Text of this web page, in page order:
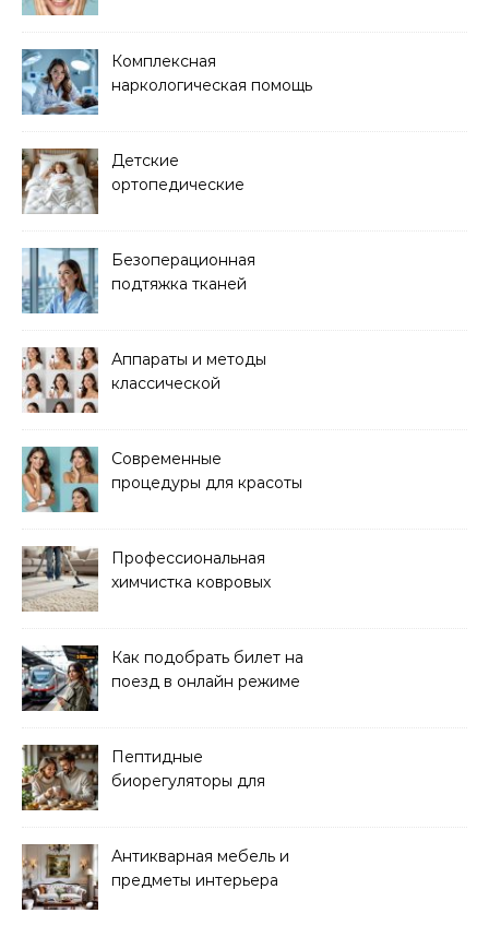
Комплексная
наркологическая помощь
Детские
ортопедические
Безоперационная
подтяжка тканей
Аппараты и методы
классической
Современные
процедуры для красоты
Профессиональная
химчистка ковровых
Как подобрать билет на
поезд в онлайн режиме
Пептидные
биорегуляторы для
Антикварная мебель и
предметы интерьера